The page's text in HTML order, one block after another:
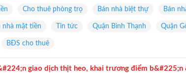
Cho thuê phòng trọ Bán nhà biệt thự Bán
nhà mặt tiền Tin tức Quận Bình Thạnh Quận
BĐS cho thuê
giao dịch thịt heo, khai trương điểm
nhiệm&#39;